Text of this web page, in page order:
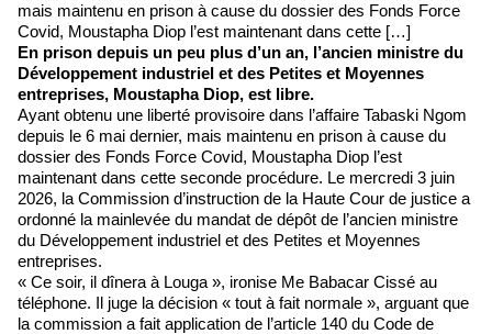
mais maintenu en prison à cause du dossier des Fonds Force
Covid, Moustapha Diop l’est maintenant dans cette […]
En prison depuis un peu plus d’un an, l’ancien ministre du
Développement industriel et des Petites et Moyennes
entreprises, Moustapha Diop, est libre.
Ayant obtenu une liberté provisoire dans l’affaire Tabaski Ngom
depuis le 6 mai dernier, mais maintenu en prison à cause du
dossier des Fonds Force Covid, Moustapha Diop l’est
maintenant dans cette seconde procédure. Le mercredi 3 juin
2026, la Commission d’instruction de la Haute Cour de justice a
ordonné la mainlevée du mandat de dépôt de l’ancien ministre
du Développement industriel et des Petites et Moyennes
entreprises.
« Ce soir, il dînera à Louga », ironise Me Babacar Cissé au
téléphone. Il juge la décision « tout à fait normale », arguant que
la commission a fait application de l’article 140 du Code de